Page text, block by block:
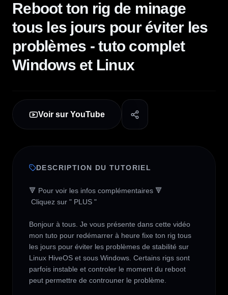
Reboot ton rig de minage
tous les jours pour éviter les
problèmes - tuto complet
Windows et Linux
Voir sur YouTube
DESCRIPTION DU TUTORIEL
🔻 Pour voir les infos complémentaires 🔻
Bonjour à tous. Je vous présente dans cette vidéo
mon tuto pour redémarrer à heure fixe ton rig tous
les jours pour éviter les problèmes de stabilité sur
Linux HiveOS et sous Windows. Certains rigs sont
parfois instable et controler le moment du reboot
peut permettre de controuner le problème.